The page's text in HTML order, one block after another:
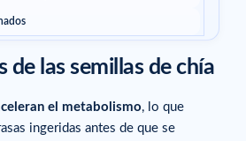
de las semillas de chía
el metabolismo, lo que
ingeridas antes de que se